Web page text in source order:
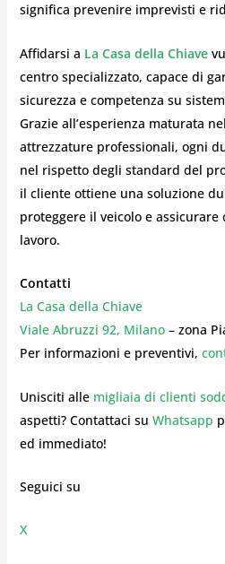
significa prevenire imprevisti e
Affidarsi a La Casa della Chiave
centro specializzato, capace di
sicurezza e competenza su
Grazie all’esperienza maturata
attrezzature professionali, ogni
nel rispetto degli standard del
il cliente ottiene una soluzione
proteggere il veicolo e
lavoro.
Contatti
La Casa della Chiave
Viale Abruzzi 92, Milano– zona
Per informazioni e preventivi,
Unisciti alle migliaia di clienti
aspetti? Contattaci su Whatsapp
ed immediato!
Seguici su
X